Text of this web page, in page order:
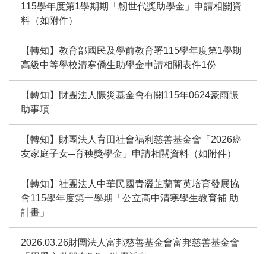
115學年度第1學期期「韌世代獎助學金」申請相關資
料（如附件）
【轉知】教育部國民及學前教育署115學年度第1學期
高級中等學校清寒僑生助學金申請相關表件1份
【轉知】財團法人賑災基金會有關115年0624豪雨賑
助事項
【轉知】財團法人育田社會福利慈善基金會「2026癌
友家庭子女─育秧獎學金」申請相關資料（如附件）
【轉知】社團法人中華民國青澀芷蘭菁英培育發展協
會115學年度第一學期「公立高中清寒學生教育補 助
計畫」
2026.03.26財團法人富邦慈善基金會富邦慈善基金會